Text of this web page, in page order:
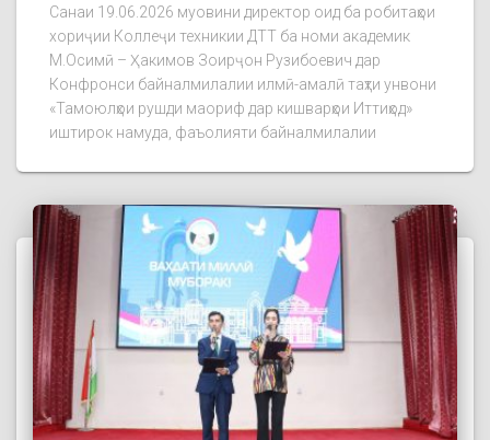
Санаи 19.06.2026 муовини директор оид ба робитаҳои
хориҷии Коллеҷи техникии ДТТ ба номи академик
М.Осимӣ – Ҳакимов Зоирҷон Рузибоевич дар
Конфронси байналмилалии илмӣ-амалӣ таҳти унвони
«Тамоюлҳои рушди маориф дар кишварҳои Иттиҳод»
иштирок намуда, фаъолияти байналмилалии